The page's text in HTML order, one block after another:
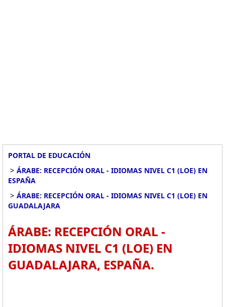
PORTAL DE EDUCACIÓN
> ÁRABE: RECEPCIÓN ORAL - IDIOMAS NIVEL C1 (LOE) EN
ESPAÑA
> ÁRABE: RECEPCIÓN ORAL - IDIOMAS NIVEL C1 (LOE) EN
GUADALAJARA
ÁRABE: RECEPCIÓN ORAL -
IDIOMAS NIVEL C1 (LOE) EN
GUADALAJARA, ESPAÑA.